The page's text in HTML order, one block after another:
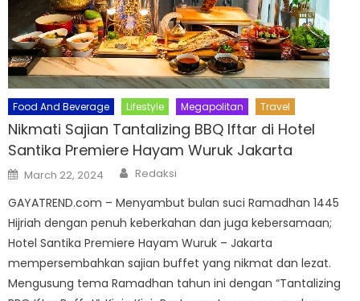
Food And Beverage Lifestyle Megapolitan Travel
Nikmati Sajian Tantalizing BBQ Iftar di Hotel
Santika Premiere Hayam Wuruk Jakarta
Posted
on
March 22, 2024 Author
Redaksi
GAYATREND.com – Menyambut bulan suci Ramadhan 1445
Hijriah dengan penuh keberkahan dan juga kebersamaan;
Hotel Santika Premiere Hayam Wuruk – Jakarta
mempersembahkan sajian buffet yang nikmat dan lezat.
Mengusung tema Ramadhan tahun ini dengan “Tantalizing